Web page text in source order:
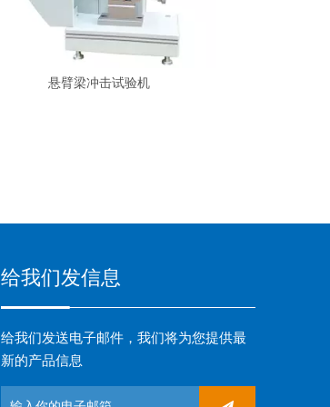
悬臂梁冲击试验机
给我们发信息
给我们发送电子邮件，我们将为您提供最
新的产品信息